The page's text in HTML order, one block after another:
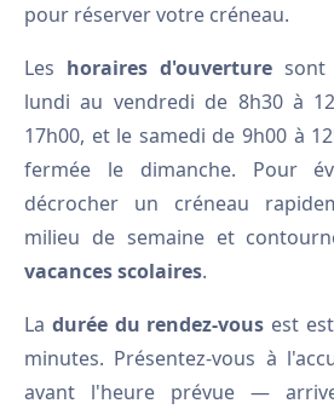
pour réserver votre créneau.
Les horaires d'ouverturesont
lundi au vendredi de 8h30 à
17h00, et le samedi de 9h00 à
fermée le dimanche. Pour
décrocher un créneau
milieu de semaine et
vacances scolaires.
La durée du rendez-vous est
minutes. Présentez-vous à
avant l'heure prévue —